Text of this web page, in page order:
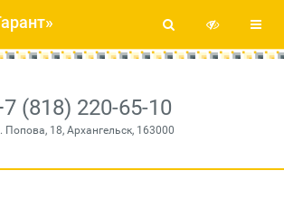
(818) 220-65-10
Попова, 18, Архангельск, 163000